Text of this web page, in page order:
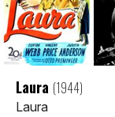
Laura (1944)
Laura